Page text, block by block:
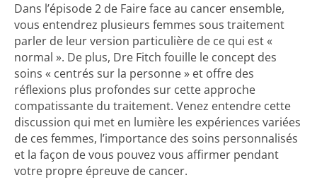
Dans l’épisode 2 de Faire face au cancer ensemble,
vous entendrez plusieurs femmes sous traitement
parler de leur version particulière de ce qui est «
normal ». De plus, Dre Fitch fouille le concept des
soins « centrés sur la personne » et offre des
réflexions plus profondes sur cette approche
compatissante du traitement. Venez entendre cette
discussion qui met en lumière les expériences variées
de ces femmes, l’importance des soins personnalisés
et la façon de vous pouvez vous affirmer pendant
votre propre épreuve de cancer.